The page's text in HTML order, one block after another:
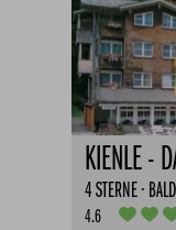
KIENLE -
4 STERNE ·
4.6